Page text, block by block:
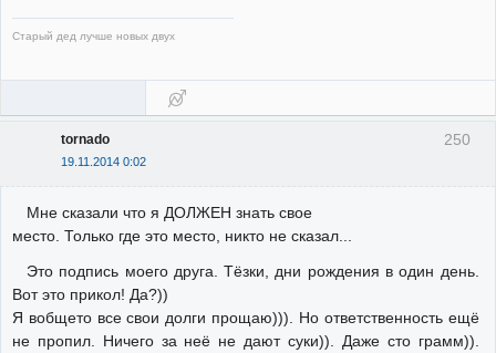
Старый дед лучше новых двух
250
tornado
19.11.2014 0:02
Мне сказали что я ДОЛЖЕН знать свое
место. Только где это место, никто не сказал...
Это подпись моего друга. Тёзки, дни рождения в один день.
Вот это прикол! Да?))
Я вобщето все свои долги прощаю))). Но ответственность ещё
не пропил. Ничего за неё не дают суки)). Даже сто грамм)).